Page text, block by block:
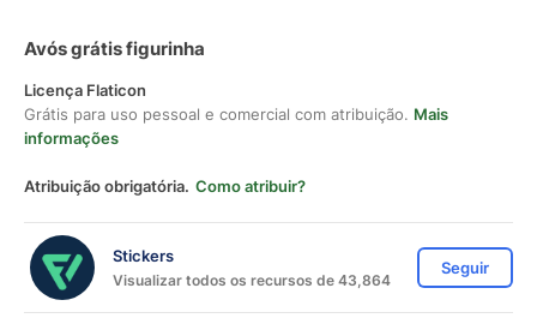
Avós grátis figurinha
Licença Flaticon
Grátis para uso pessoal e comercial com atribuição. Mais
informações
Atribuição obrigatória. Como atribuir?
Stickers
Visualizar todos os recursos de 43,864
Seguir